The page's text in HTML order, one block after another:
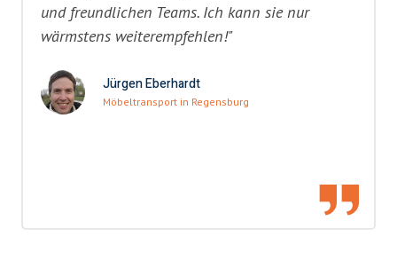
und freundlichen Teams. Ich kann sie nur
wärmstens weiterempfehlen!"
Jürgen Eberhardt
Möbeltransport in Regensburg